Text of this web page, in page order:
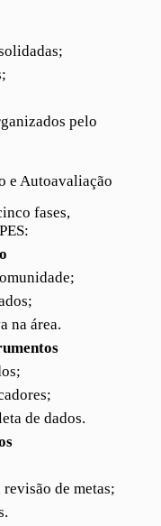
pelo
e Autoavaliação
fases,
na área.
de dados.
de metas;